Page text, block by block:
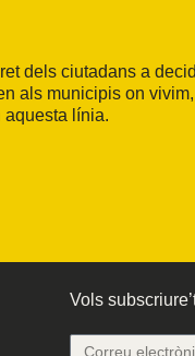
dels ciutadans a
als municipis on
aquesta línia.
Vols